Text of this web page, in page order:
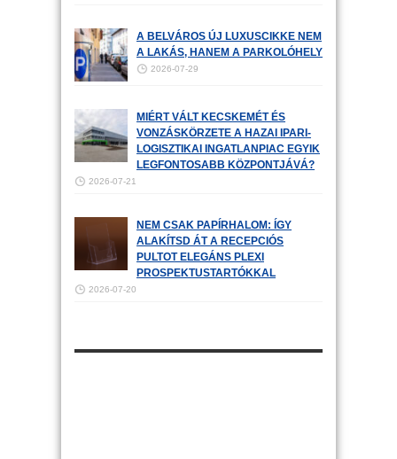
A BELVÁROS ÚJ LUXUSCIKKE NEM
A LAKÁS, HANEM A PARKOLÓHELY
2026-07-29
MIÉRT VÁLT KECSKEMÉT ÉS
VONZÁSKÖRZETE A HAZAI IPARI-
LOGISZTIKAI INGATLANPIAC EGYIK
LEGFONTOSABB KÖZPONTJÁVÁ?
2026-07-21
NEM CSAK PAPÍRHALOM: ÍGY
ALAKÍTSD ÁT A RECEPCIÓS
PULTOT ELEGÁNS PLEXI
PROSPEKTUSTARTÓKKAL
2026-07-20